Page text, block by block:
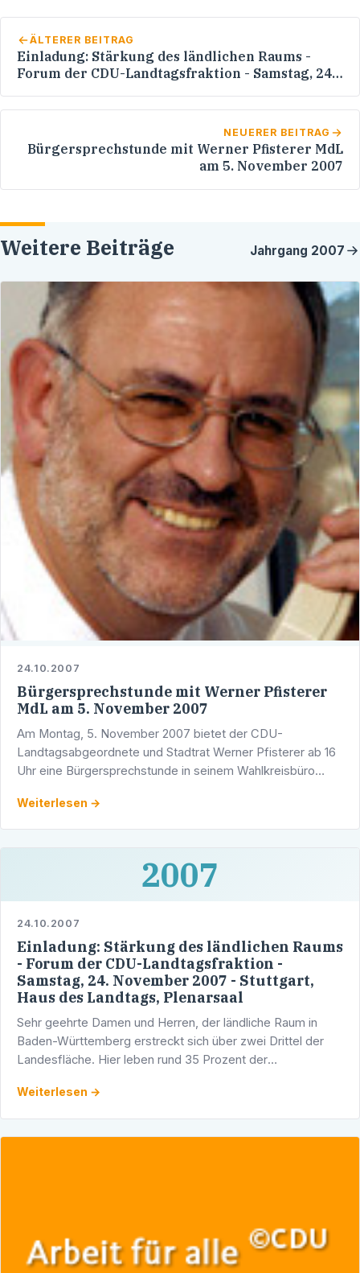
ÄLTERER BEITRAG
Einladung: Stärkung des ländlichen Raums -
Forum der CDU-Landtagsfraktion - Samstag, 24.
Plenarsaal
NEUERER BEITRAG
Bürgersprechstunde mit Werner Pfisterer MdL
am 5. November 2007
Weitere Beiträge Jahrgang 2007
24.10.2007
Bürgersprechstunde mit Werner Pfisterer
MdL am 5. November 2007
Am Montag, 5. November 2007 bietet der CDU-
Landtagsabgeordnete und Stadtrat Werner Pfisterer ab 16
Uhr eine Bürgersprechstunde in seinem Wahlkreisbüro
Terminvereinbarung wird …
Weiterlesen →
2007
24.10.2007
Einladung: Stärkung des ländlichen Raums
- Forum der CDU-Landtagsfraktion -
Samstag, 24. November 2007 - Stuttgart,
Haus des Landtags, Plenarsaal
Sehr geehrte Damen und Herren, der ländliche Raum in
Baden-Württemberg erstreckt sich über zwei Drittel der
Landesfläche. Hier leben rund 35 Prozent der
Weiterlesen →